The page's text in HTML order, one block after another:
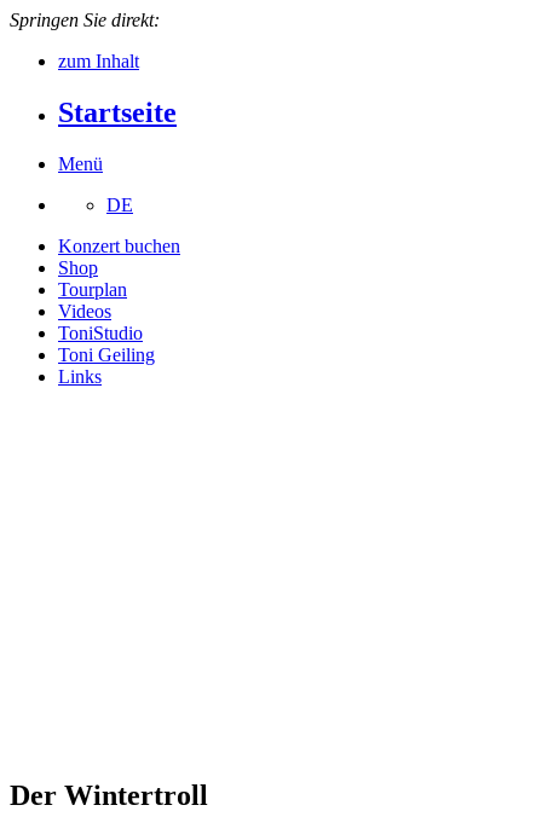
Springen Sie direkt:
zum Inhalt
Startseite
Menü
DE
Konzert buchen
Shop
Tourplan
Videos
ToniStudio
Toni Geiling
Links
Der Wintertroll